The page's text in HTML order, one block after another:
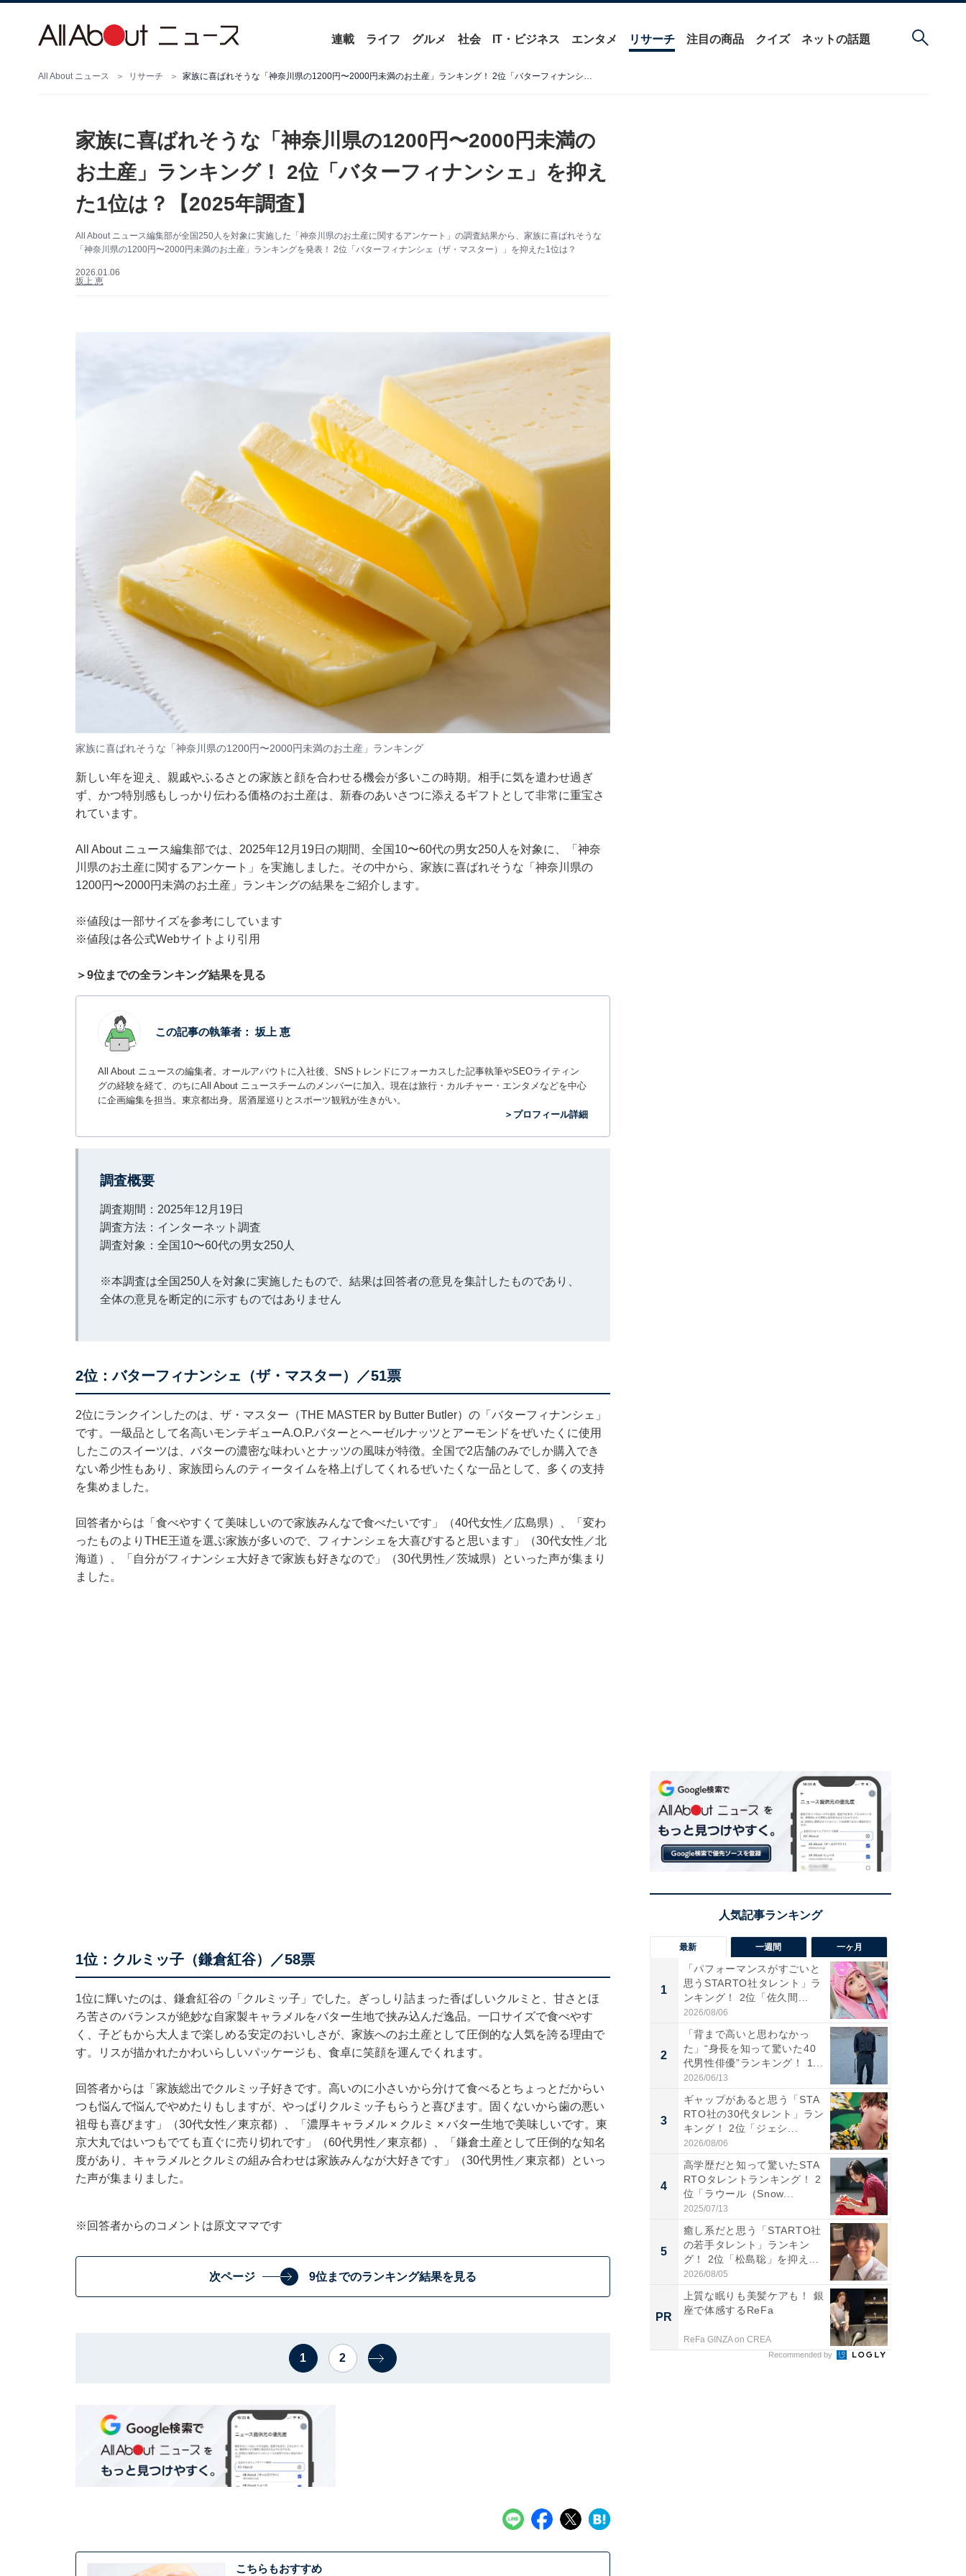
連載 ライフ グルメ 社会 IT・ビジネス エンタメ リサーチ 注目の商品 クイズ ネットの話題
All About ニュース リサーチ 家族に喜ばれそうな「神奈川県の1200円〜2000円未満のお土産」ランキング！ 2位「バターフィナンシェ」を抑えた1位は？【2025年調査】
家族に喜ばれそうな「神奈川県の1200円〜2000円未満の
お土産」ランキング！ 2位「バターフィナンシェ」を抑え
た1位は？【2025年調査】
All About ニュース編集部が全国250人を対象に実施した「神奈川県のお土産に関するアンケート」の調査結果から、家族に喜ばれそうな
「神奈川県の1200円〜2000円未満のお土産」ランキングを発表！ 2位「バターフィナンシェ（ザ・マスター）」を抑えた1位は？
2026.01.06
坂上 恵
家族に喜ばれそうな「神奈川県の1200円〜2000円未満のお土産」ランキング
新しい年を迎え、親戚やふるさとの家族と顔を合わせる機会が多いこの時期。相手に気を遣わせ過ぎ
ず、かつ特別感もしっかり伝わる価格のお土産は、新春のあいさつに添えるギフトとして非常に重宝さ
れています。
All About ニュース編集部では、2025年12月19日の期間、全国10〜60代の男女250人を対象に、「神奈
川県のお土産に関するアンケート」を実施しました。その中から、家族に喜ばれそうな「神奈川県の
1200円〜2000円未満のお土産」ランキングの結果をご紹介します。
※値段は一部サイズを参考にしています
※値段は各公式Webサイトより引用
＞9位までの全ランキング結果を見る
この記事の執筆者： 坂上 恵
All About ニュースの編集者。オールアバウトに入社後、SNSトレンドにフォーカスした記事執筆やSEOライティン
グの経験を経て、のちにAll About ニュースチームのメンバーに加入。現在は旅行・カルチャー・エンタメなどを中心
に企画編集を担当。東京都出身。居酒屋巡りとスポーツ観戦が生きがい。
＞プロフィール詳細
調査概要
調査期間：2025年12月19日
調査方法：インターネット調査
調査対象：全国10〜60代の男女250人
※本調査は全国250人を対象に実施したもので、結果は回答者の意見を集計したものであり、
全体の意見を断定的に示すものではありません
2位：バターフィナンシェ（ザ・マスター）／51票
2位にランクインしたのは、ザ・マスター（THE MASTER by Butter Butler）の「バターフィナンシェ」
です。一級品として名高いモンテギューA.O.P.バターとヘーゼルナッツとアーモンドをぜいたくに使用
したこのスイーツは、バターの濃密な味わいとナッツの風味が特徴。全国で2店舗のみでしか購入でき
ない希少性もあり、家族団らんのティータイムを格上げしてくれるぜいたくな一品として、多くの支持
を集めました。
回答者からは「食べやすくて美味しいので家族みんなで食べたいです」（40代女性／広島県）、「変わ
ったものよりTHE王道を選ぶ家族が多いので、フィナンシェを大喜びすると思います」（30代女性／北
海道）、「自分がフィナンシェ大好きで家族も好きなので」（30代男性／茨城県）といった声が集まり
ました。
1位：クルミッ子（鎌倉紅谷）／58票
1位に輝いたのは、鎌倉紅谷の「クルミッ子」でした。ぎっしり詰まった香ばしいクルミと、甘さとほ
ろ苦さのバランスが絶妙な自家製キャラメルをバター生地で挟み込んだ逸品。一口サイズで食べやす
く、子どもから大人まで楽しめる安定のおいしさが、家族へのお土産として圧倒的な人気を誇る理由で
す。リスが描かれたかわいらしいパッケージも、食卓に笑顔を運んでくれます。
回答者からは「家族総出でクルミッ子好きです。高いのに小さいから分けて食べるとちょっとだからい
つも悩んで悩んでやめたりもしますが、やっぱりクルミッ子もらうと喜びます。固くないから歯の悪い
祖母も喜びます」（30代女性／東京都）、「濃厚キャラメル × クルミ × バター生地で美味しいです。東
京大丸ではいつもでても直ぐに売り切れです」（60代男性／東京都）、「鎌倉土産として圧倒的な知名
度があり、キャラメルとクルミの組み合わせは家族みんなが大好きです」（30代男性／東京都）といっ
た声が集まりました。
※回答者からのコメントは原文ママです
次ページ 9位までのランキング結果を見る
1 2
こちらもおすすめ
最新 一週間 一ヶ月
1
「パフォーマンスがすごいと
思うSTARTO社タレント」ラ
ンキング！ 2位「佐久間...
2026/08/06
2
「背まで高いと思わなかっ
た」“身長を知って驚いた40
代男性俳優”ランキング！ 1...
2026/06/13
3
ギャップがあると思う「STA
RTO社の30代タレント」ラン
キング！ 2位「ジェシ...
2026/08/06
4
高学歴だと知って驚いたSTA
RTOタレントランキング！ 2
位「ラウール（Snow...
2025/07/13
5
癒し系だと思う「STARTO社
の若手タレント」ランキン
グ！ 2位「松島聡」を抑え...
2026/08/05
PR
上質な眠りも美髪ケアも！ 銀
座で体感するReFa
ReFa GINZA on CREA
Recommended by